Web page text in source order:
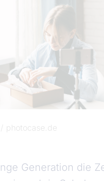
photocase.de
Generation die